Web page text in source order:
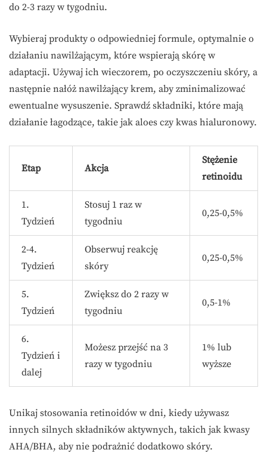
do 2-3 razy w tygodniu.
Wybieraj produkty o odpowiedniej formule, optymalnie o
działaniu nawilżającym, które wspierają skórę w
adaptacji. Używaj ich wieczorem, po oczyszczeniu skóry, a
następnie nałóż nawilżający krem, aby zminimalizować
ewentualne wysuszenie. Sprawdź składniki, które mają
działanie łagodzące, takie jak aloes czy kwas hialuronowy.
Etap Akcja
Stężenie
retinoidu
1.
Tydzień
Stosuj 1 raz w
tygodniu
0,25-0,5%
2-4.
Tydzień
Obserwuj reakcję
skóry
0,25-0,5%
5.
Tydzień
Zwiększ do 2 razy w
tygodniu
0,5-1%
6.
Tydzień i
dalej
Możesz przejść na 3
razy w tygodniu
1% lub
wyższe
Unikaj stosowania retinoidów w dni, kiedy używasz
innych silnych składników aktywnych, takich jak kwasy
AHA/BHA, aby nie podrażnić dodatkowo skóry.